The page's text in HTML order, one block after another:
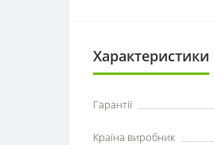
Характеристики
Гарантії
Країна виробник